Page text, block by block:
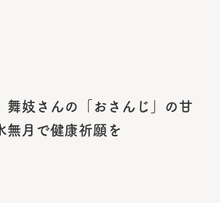
舞妓さんの「おさんじ」の甘
無月で健康祈願を